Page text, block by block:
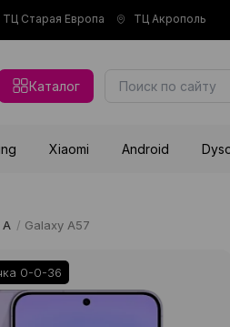
ТЦ Старая Европа ТЦ Акрополь
Каталог
Xiaomi Android
A / Galaxy A57
0-0-36